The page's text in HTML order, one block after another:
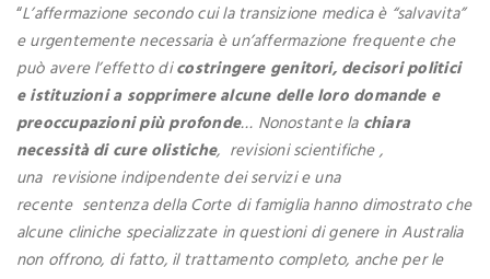
“L’affermazione secondo cui la transizione medica è “salvavita”
e urgentemente necessaria è un’affermazione frequente che
può avere l’effetto dicostringere genitori, decisori politici
e istituzioni a sopprimere alcune delle loro domande e
preoccupazioni più profonde… Nonostante la chiara
necessità di cure olistiche, revisioni scientifiche ,
una revisione indipendente dei servizi e una
recente sentenza della Corte di famiglia hanno dimostrato che
alcune cliniche specializzate in questioni di genere in Australia
non offrono, di fatto, il trattamento completo, anche per le